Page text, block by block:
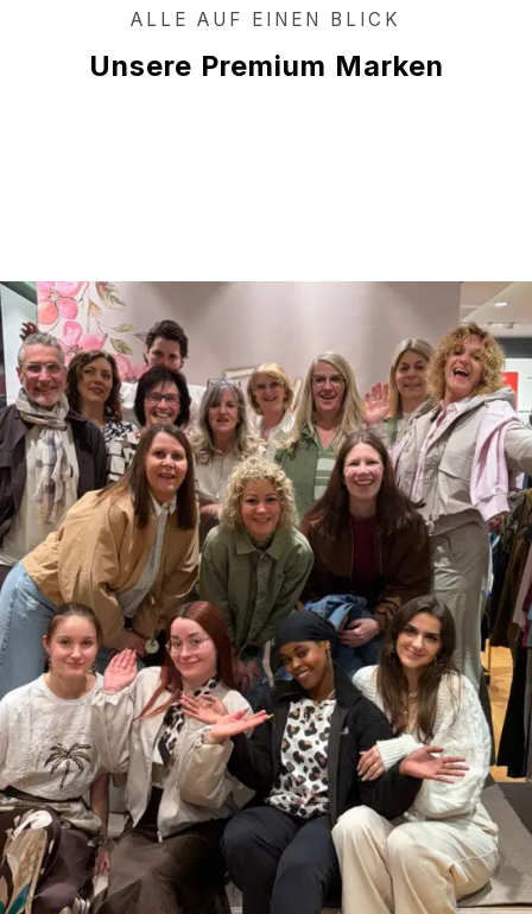
ALLE AUF EINEN BLICK
Unsere Premium Marken